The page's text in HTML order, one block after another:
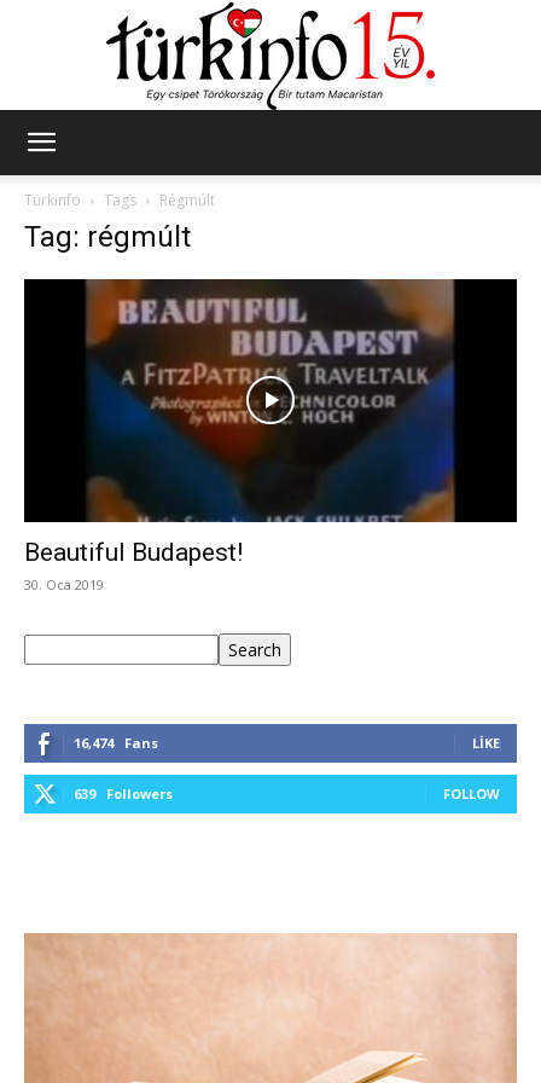
Türkinfo
Tags Régmúlt
Tag: régmúlt
Beautiful Budapest!
30. Oca 2019
Search
16,474 Fans LIKE
639 Followers FOLLOW